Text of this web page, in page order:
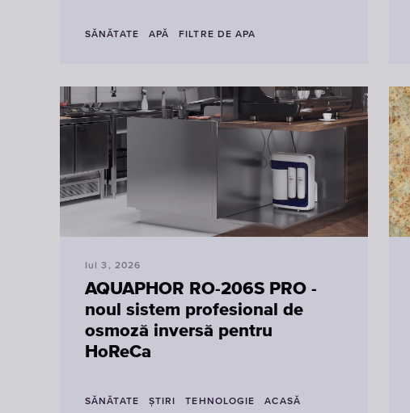
SĂNĂTATE APĂ FILTRE DE APA
Iul 3, 2026
AQUAPHOR RO-206S PRO -
noul sistem profesional de
osmoză inversă pentru
HoReCa
SĂNĂTATE ȘTIRI TEHNOLOGIE ACASĂ